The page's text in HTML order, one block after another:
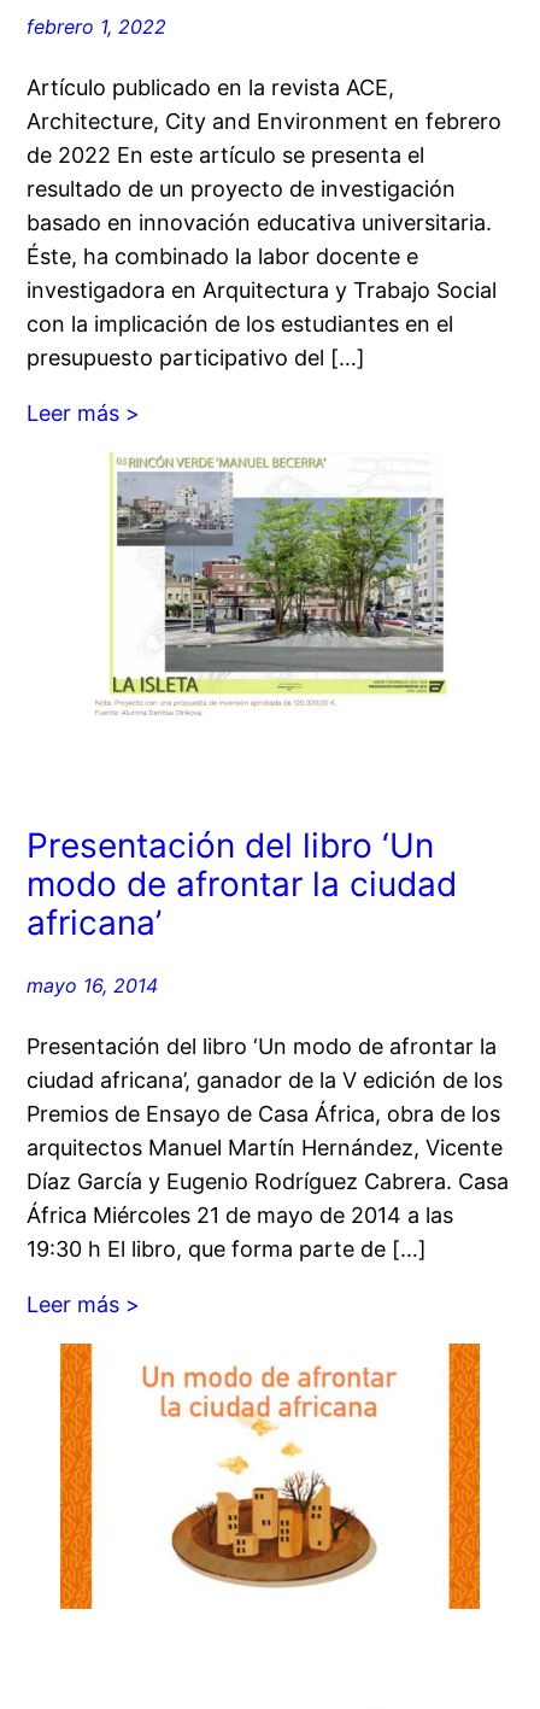
febrero 1, 2022
Artículo publicado en la revista ACE,
Architecture, City and Environment en febrero
de 2022 En este artículo se presenta el
resultado de un proyecto de investigación
basado en innovación educativa universitaria.
Éste, ha combinado la labor docente e
investigadora en Arquitectura y Trabajo Social
con la implicación de los estudiantes en el
presupuesto participativo del […]
Leer más >
Presentación del libro ‘Un
modo de afrontar la ciudad
africana’
mayo 16, 2014
Presentación del libro ‘Un modo de afrontar la
ciudad africana’, ganador de la V edición de los
Premios de Ensayo de Casa África, obra de los
arquitectos Manuel Martín Hernández, Vicente
Díaz García y Eugenio Rodríguez Cabrera. Casa
África Miércoles 21 de mayo de 2014 a las
19:30 h El libro, que forma parte de […]
Leer más >